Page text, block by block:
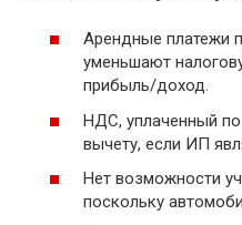
Арендные платежи
уменьшают
прибыль/доход.
НДС, уплаченный
вычету, если ИП
Нет возможности
поскольку